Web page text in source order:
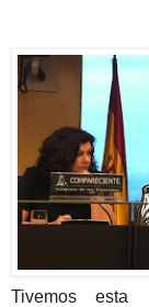
Tivemos